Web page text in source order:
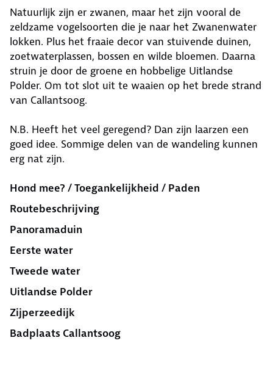
Natuurlijk zijn er zwanen, maar het zijn vooral de
zeldzame vogelsoorten die je naar het Zwanenwater
lokken. Plus het fraaie decor van stuivende duinen,
zoetwaterplassen, bossen en wilde bloemen. Daarna
struin je door de groene en hobbelige Uitlandse
Polder. Om tot slot uit te waaien op het brede strand
van Callantsoog.
N.B. Heeft het veel geregend? Dan zijn laarzen een
goed idee. Sommige delen van de wandeling kunnen
erg nat zijn.
Hond mee? / Toegankelijkheid / Paden
Routebeschrijving
Panoramaduin
Eerste water
Tweede water
Uitlandse Polder
Zijperzeedijk
Badplaats Callantsoog